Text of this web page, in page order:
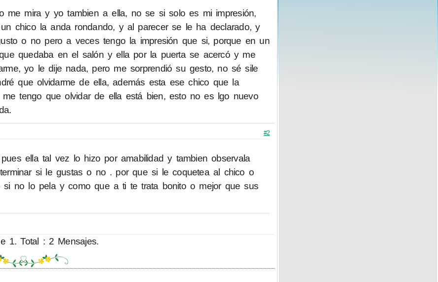
me mira y yo tambien a ella, no se si solo es mi impresión,
chico la anda rondando, y al parecer se le ha declarado, y
o no pero a veces tengo la impresión que si, porque en un
quedaba en el salón y ella por la puerta se acercó y me
yo le dije nada, pero me sorprendió su gesto, no sé sile
que olvidarme de ella, además esta ese chico que la
me tengo que olvidar de ella está bien, esto no es lgo nuevo
#2
ella tal vez lo hizo por amabilidad y tambien observala
si le gustas o no . por que si le coquetea al chico o
si no lo pela y como que a ti te trata bonito o mejor que sus
1. Total : 2 Mensajes.